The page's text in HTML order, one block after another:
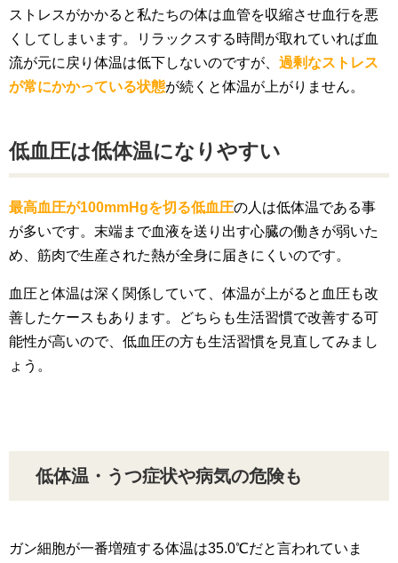
ストレスがかかると私たちの体は血管を収縮させ血行を悪
くしてしまいます。リラックスする時間が取れていれば血
流が元に戻り体温は低下しないのですが、 過剰なストレス
が常にかかっている状態が続くと体温が上がりません。
低血圧は低体温になりやすい
最高血圧が100mmHgを切る低血圧の人は低体温である事
が多いです。末端まで血液を送り出す心臓の働きが弱いた
め、筋肉で生産された熱が全身に届きにくいのです。
血圧と体温は深く関係していて、体温が上がると血圧も改
善したケースもあります。どちらも生活習慣で改善する可
能性が高いので、低血圧の方も生活習慣を見直してみまし
ょう。
低体温・うつ症状や病気の危険も
ガン細胞が一番増殖する体温は35.0℃だと言われていま